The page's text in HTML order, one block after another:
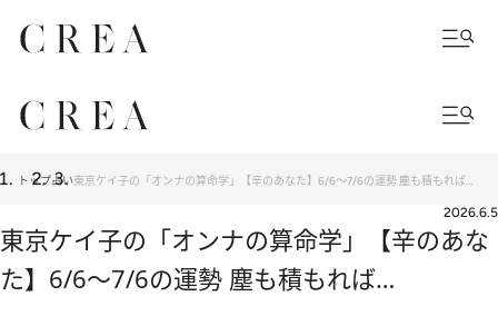
トップ占い東京ケイ子の「オンナの算命学」【辛のあなた】6/6～7/6の運勢 塵も積もれば…
2026.6.5
東京ケイ子の「オンナの算命学」【辛のあな
た】6/6～7/6の運勢 塵も積もれば…